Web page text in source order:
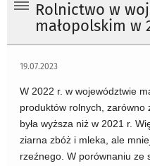
Rolnictwo w
małopolskim w
19.07.2023
W 2022 r. w województwie
produktów rolnych, zarówno
była wyższa niż w 2021 r.
ziarna zbóż i mleka, ale
rzeźnego. W porównaniu ze